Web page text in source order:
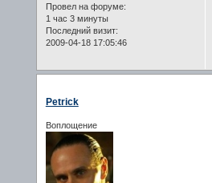
Провел на форуме:
1 час 3 минуты
Последний визит:
2009-04-18 17:05:46
Petrick
Воплощение